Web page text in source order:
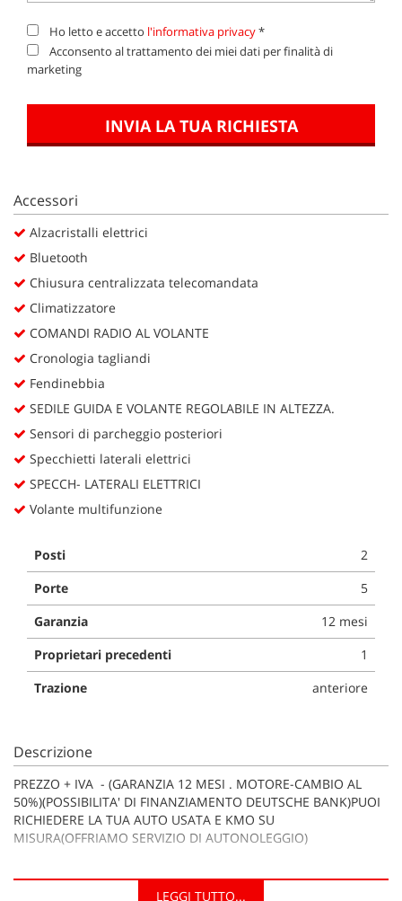
Ho letto e accetto l'informativa privacy*
Acconsento al trattamento dei miei dati per finalità di
marketing
INVIA LA TUA RICHIESTA
Accessori
Alzacristalli elettrici
Bluetooth
Chiusura centralizzata telecomandata
Climatizzatore
COMANDI RADIO AL VOLANTE
Cronologia tagliandi
Fendinebbia
SEDILE GUIDA E VOLANTE REGOLABILE IN ALTEZZA.
Sensori di parcheggio posteriori
Specchietti laterali elettrici
SPECCH- LATERALI ELETTRICI
Volante multifunzione
Posti
2
Porte
5
Garanzia
12 mesi
Proprietari precedenti
1
Trazione
anteriore
Descrizione
PREZZO + IVA - (GARANZIA 12 MESI . MOTORE-CAMBIO AL
50%)(POSSIBILITA' DI FINANZIAMENTO DEUTSCHE BANK)PUOI
RICHIEDERE LA TUA AUTO USATA E KMO SU
MISURA(OFFRIAMO SERVIZIO DI AUTONOLEGGIO)
LEGGI TUTTO...